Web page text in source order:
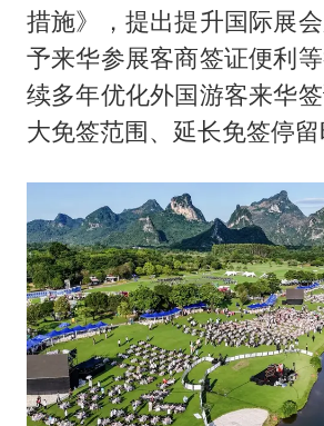
措施》，提出提升国际展
予来华参展客商签证便利
续多年优化外国游客来华
大免签范围、延长免签停留